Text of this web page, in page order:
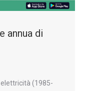
annua di
(1985-